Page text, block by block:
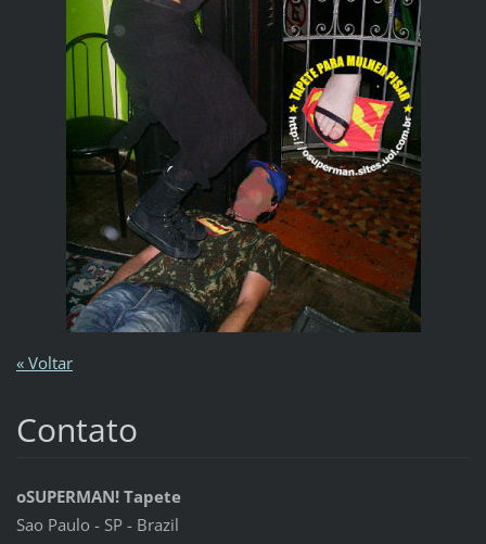
« Voltar
Contato
oSUPERMAN! Tapete
Sao Paulo - SP - Brazil